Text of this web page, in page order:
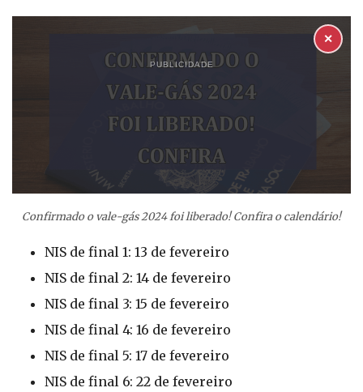
PUBLICIDADE
✕
Confirmado o vale-gás 2024 foi liberado! Confira o calendário!
NIS de final 1: 13 de fevereiro
NIS de final 2: 14 de fevereiro
NIS de final 3: 15 de fevereiro
NIS de final 4: 16 de fevereiro
NIS de final 5: 17 de fevereiro
NIS de final 6: 22 de fevereiro